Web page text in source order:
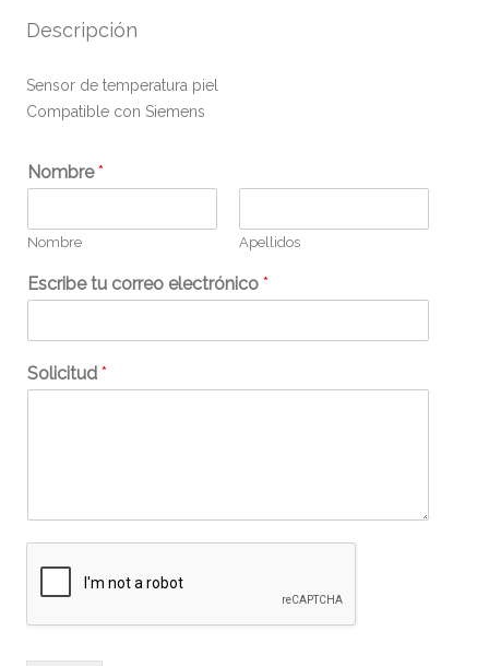
Descripción
Sensor de temperatura piel
Compatible con Siemens
Nombre*
Nombre Apellidos
Escribe tu correo electrónico *
Solicitud *